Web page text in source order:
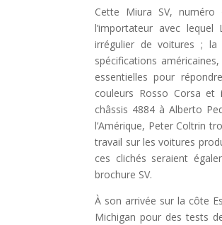
Cette Miura SV,
l’importateur avec lequel
irrégulier de voitures ;
spécifications
essentielles pour
couleurs Rosso Corsa et
châssis 4884 à Alberto
l’Amérique, Peter Coltrin
travail sur les voitures
ces clichés seraient
brochure SV.
À son arrivée sur la côte
Michigan pour des tests